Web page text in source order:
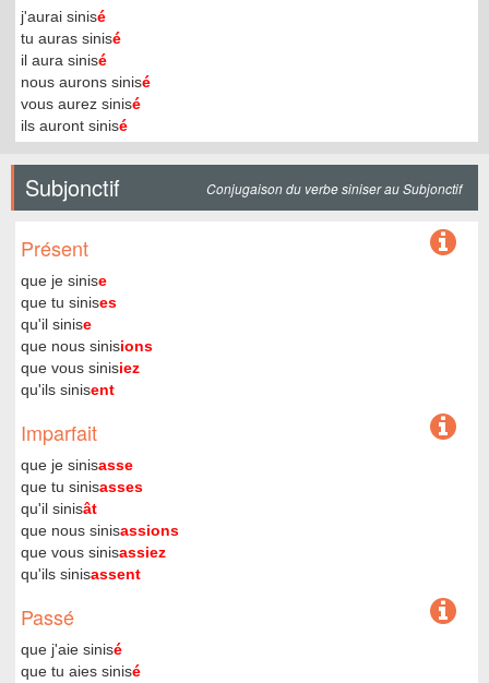
j'aurai sinisé
tu auras sinisé
il aura sinisé
nous aurons sinisé
vous aurez sinisé
ils auront sinisé
Subjonctif Conjugaison du verbe siniser au Subjonctif
Présent
que je sinise
que tu sinises
qu'il sinise
que nous sinisions
que vous sinisiez
qu'ils sinisent
Imparfait
que je sinisasse
que tu sinisasses
qu'il sinisât
que nous sinisassions
que vous sinisassiez
qu'ils sinisassent
Passé
que j'aie sinisé
que tu aies sinisé